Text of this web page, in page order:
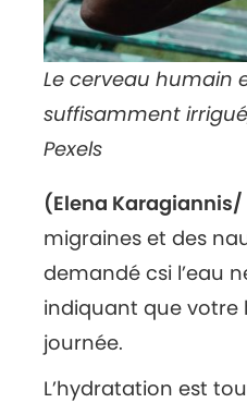
Le cerveau humain
suffisamment
Pexels
(Elena Karagiannis/
migraines et des
demandé csi l’eau
indiquant que votre
journée.
L’hydratation est